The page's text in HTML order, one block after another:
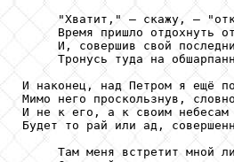
"Хватит," – скажу, –
Время пришло отдохнуть
И, совершив свой
Тронусь туда на
И наконец, над Петром я ещё
Мимо него проскользнув,
И не к его, а к своим небесам
Будет то рай или ад,
Там меня встретит мной